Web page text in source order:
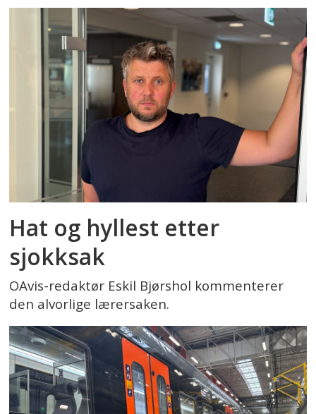
Hat og hyllest etter
sjokksak
OAvis-redaktør Eskil Bjørshol kommenterer
den alvorlige lærersaken.